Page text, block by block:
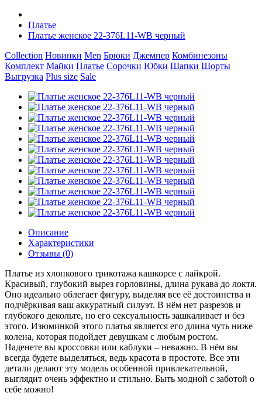
Платье
Платье женское 22-376L11-WB черный
Collection Новинки Men Брюки Джемпер Комбинезоны
Комплект Майки Платье Сорочки Юбки Шапки Шорты
Выгрузка Plus size Sale
Описание
Характеристики
Отзывы (0)
Платье из хлопкового трикотажа кашкорсе с лайкрой.
Красивый, глубокий вырез горловины, длина рукава до локтя.
Оно идеально облегает фигуру, выделяя все её достоинства и
подчёркивая ваш аккуратный силуэт. В нём нет разрезов и
глубокого декольте, но его сексуальность зашкаливает и без
этого. Изюминкой этого платья является его длина чуть ниже
колена, которая подойдет девушкам с любым ростом.
Наденете вы кроссовки или каблуки – неважно. В нём вы
всегда будете выделяться, ведь красота в простоте. Все эти
детали делают эту модель особенной привлекательной,
выглядит очень эффектно и стильно. Быть модной с заботой о
себе можно!